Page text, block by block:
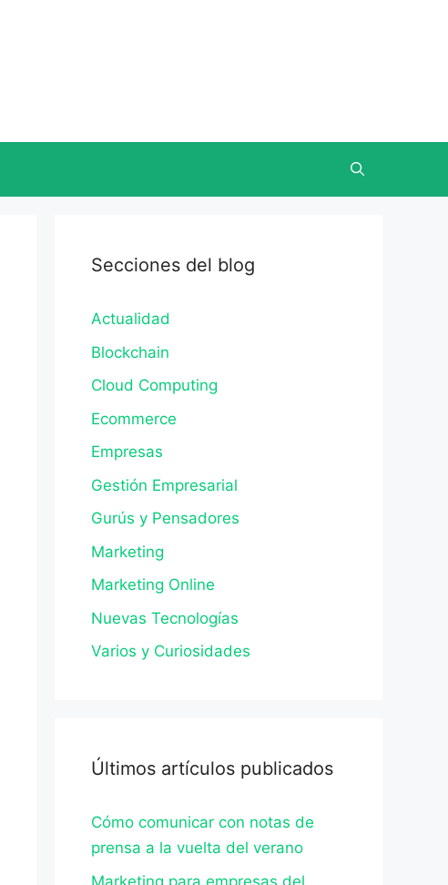
Secciones del blog
Actualidad
Blockchain
Cloud Computing
Ecommerce
Empresas
Gestión Empresarial
Gurús y Pensadores
Marketing
Marketing Online
Nuevas Tecnologías
Varios y Curiosidades
Últimos artículos publicados
Cómo comunicar con notas de
prensa a la vuelta del verano
Marketing para empresas del